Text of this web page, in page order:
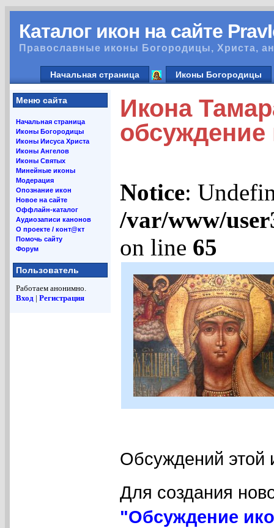
Каталог икон на сайте
Православные иконы Богородицы, Христа,
Начальная страница Иконы Богородицы
Меню сайта
Начальная страница
Иконы Богородицы
Иконы Иисуса Христа
Иконы Ангелов
Иконы Святых
Минейные иконы
Модерация
Опознание икон
Новое на сайте
Оффлайн-каталог
Аудиозаписи канонов
О проекте / конт@кт
Помочь сайту
Форум
Пользователь
Работаем анонимно.
Вход | Регистрация
Икона
Notice:
/var/www/
on line 65
Обсуждений
Для создания
"Обсуждение